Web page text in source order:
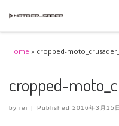
Skip to content
Home » cropped-
cropped-
by rei | Published2016年3月15日